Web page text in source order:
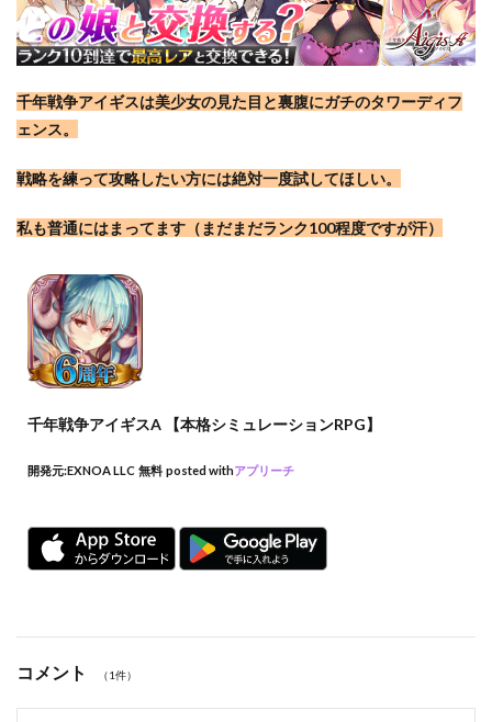
千年戦争アイギスは美少女の見た目と裏腹にガチのタワーディフ
ェンス。
戦略を練って攻略したい方には絶対一度試してほしい。
私も普通にはまってます（まだまだランク100程度ですが汗）
千年戦争アイギスA 【本格シミュレーションRPG】
開発元:EXNOA LLC 無料 posted withアプリーチ
コメント （1件）